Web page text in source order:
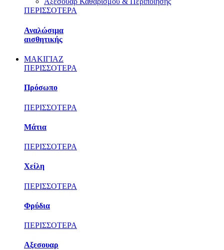
ΠΕΡΙΣΣΟΤΕΡΑ
Αναλώσιμα
αισθητικής
ΜΑΚΙΓΙΑΖ
ΠΕΡΙΣΣΟΤΕΡΑ
Πρόσωπο
ΠΕΡΙΣΣΟΤΕΡΑ
Μάτια
ΠΕΡΙΣΣΟΤΕΡΑ
Χείλη
ΠΕΡΙΣΣΟΤΕΡΑ
Φρύδια
ΠΕΡΙΣΣΟΤΕΡΑ
Αξεσουαρ